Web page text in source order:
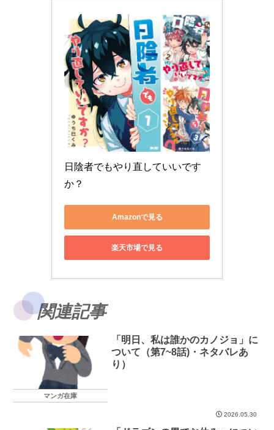
日陰者でもやり直していいです
か？
Amazonで見る
楽天市場で見る
関連記事
マンガ在庫
「明日、私は誰かのカノジョ」に
ついて（第7~8話)・ネタバレあ
り）
2026.05.30